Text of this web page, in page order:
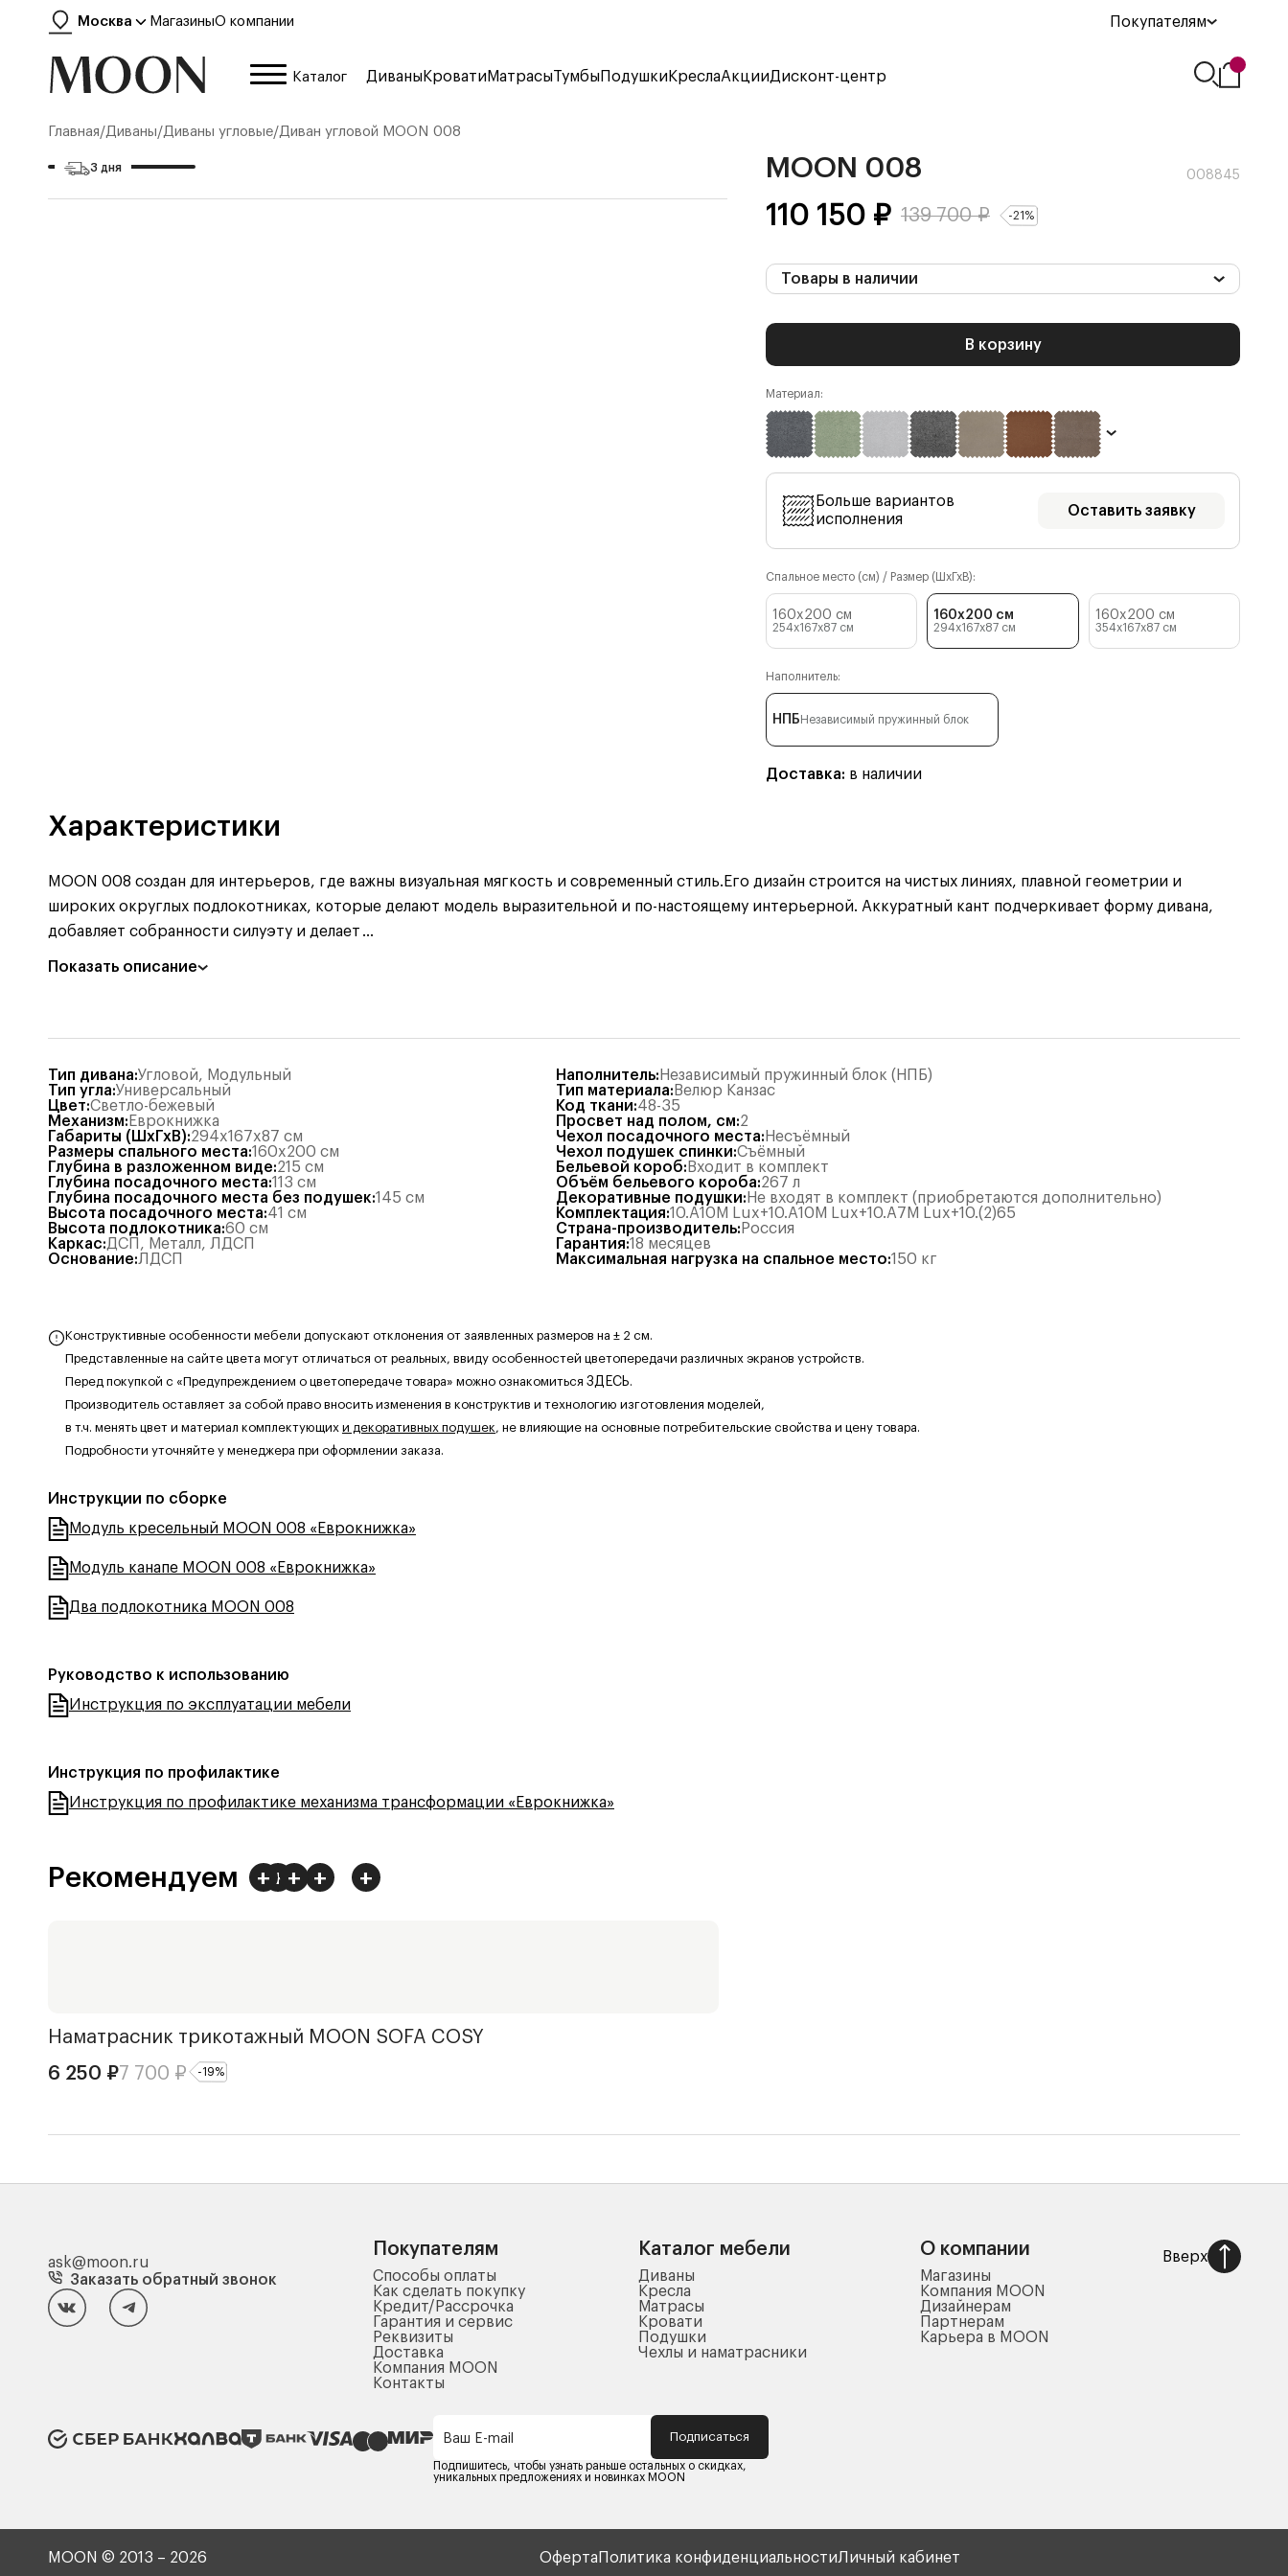
Москва МагазиныО компании Покупателям
Каталог ДиваныКроватиМатрасыТумбыПодушкиКреслаАкцииДисконт-центр
Главная/Диваны/Диваны угловые/Диван угловой MOON 008
3 дня MOON 008 008845
110 150 ₽ 139 700₽ -21 %
Товары в наличии
В корзину
Материал:
Больше вариантов
исполнения
Оставить заявку
Спальное место (см) / Размер (ШхГхВ):
160x200 см
254x167x87 см
160x200 см
294x167x87 см
160x200 см
354x167x87см
Наполнитель:
НПБ Независимый пружинный блок
Доставка: в наличии
Характеристики
MOON 008 создан для интерьеров, где важны визуальная мягкость и современный стиль. Его дизайн строится на чистых линиях, плавной геометрии и
широких округлых подлокотниках, которые делают модель выразительной и по-настоящему интерьерной. Аккуратный кант подчеркивает форму дивана,
добавляет собранности силуэту и делает ...
Показать описание
Тип дивана:Угловой, Модульный
Тип угла:Универсальный
Цвет:Светло-бежевый
Механизм: Еврокнижка
Габариты (ШхГхВ):294x167x87 см
Размеры спального места:160x200 см
Глубина в разложенном виде:215 см
Глубина посадочного места:113 см
Глубина посадочного места без подушек:145 см
Высота посадочного места:41 см
Высота подлокотника:60 см
Каркас:ДСП, Металл, ЛДСП
Основание:ЛДСП
Наполнитель: Независимый пружинный блок (НПБ)
Тип материала: Велюр Канзас
Код ткани:48-35
Просвет над полом, см:2
Чехол посадочного места: Несъёмный
Чехол подушек спинки:Съёмный
Бельевой короб: Входит в комплект
Объём бельевого короба:267 л
Декоративные подушки: Не входят в комплект (приобретаются дополнительно)
Комплектация:10.А10М Lux+10.А10М Lux+10.А7М Lux+10.(2)65
Страна-производитель: Россия
Гарантия:18 месяцев
Максимальная нагрузка на спальное место:150 кг
Конструктивные особенности мебели допускают отклонения от заявленных размеров на ± 2 см.
Представленные на сайте цвета могут отличаться от реальных, ввиду особенностей цветопередачи различных экранов устройств.
Перед покупкой с «Предупреждением о цветопередаче товара» можно ознакомиться ЗДЕСЬ.
Производитель оставляет за собой право вносить изменения в конструктив и технологию изготовления моделей,
в т.ч. менять цвет и материал комплектующих и декоративных подушек, не влияющие на основные потребительские свойства и цену товара.
Подробности уточняйте у менеджера при оформлении заказа.
Инструкции по сборке
Модуль кресельный MOON 008 «Еврокнижка»
Модуль канапе MOON 008 «Еврокнижка»
Два подлокотника MOON 008
Руководство к использованию
Инструкция по эксплуатации мебели
Инструкция по профилактике
Инструкция по профилактике механизма трансформации «Еврокнижка»
+
+ +
+ +
Рекомендуем
Наматрасник трикотажный MOON SOFA COSY
6 250 ₽7 700 ₽ -19%
ask@moon.ru
Заказать обратный звонок
Покупателям
Способы оплаты
Как сделать покупку
Кредит/Рассрочка
Гарантия и сервис
Реквизиты
Доставка
Компания MOON
Контакты
Каталог мебели
Диваны
Кресла
Матрасы
Кровати
Подушки
Чехлы и наматрасники
О компании
Магазины
Компания MOON
Дизайнерам
Партнерам
Карьера в MOON
Вверх
Ваш E-mail Подписаться
Подпишитесь, чтобы узнать раньше остальных о скидках,
уникальных предложениях и новинках MOON
MOON © 2013 – 2026 Оферта Политика конфиденциальностиЛичный кабинет